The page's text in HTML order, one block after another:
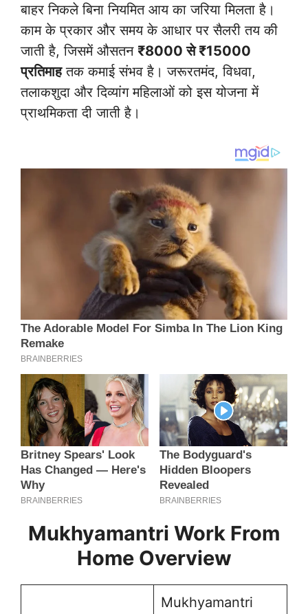
बाहर निकले बिना नियमित आय का जरिया मिलता है।
काम के प्रकार और समय के आधार पर सैलरी तय की
जाती है, जिसमें औसतन ₹8000 से ₹15000
प्रतिमाहतक कमाई संभव है। जरूरतमंद, विधवा,
तलाकशुदा और दिव्यांग महिलाओं को इस योजना में
प्राथमिकता दी जाती है।
Mukhyamantri Work From
Home Overview
Mukhyamantri